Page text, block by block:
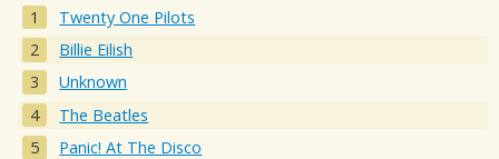
Twenty One Pilots
Billie Eilish
Unknown
The Beatles
Panic! At The Disco